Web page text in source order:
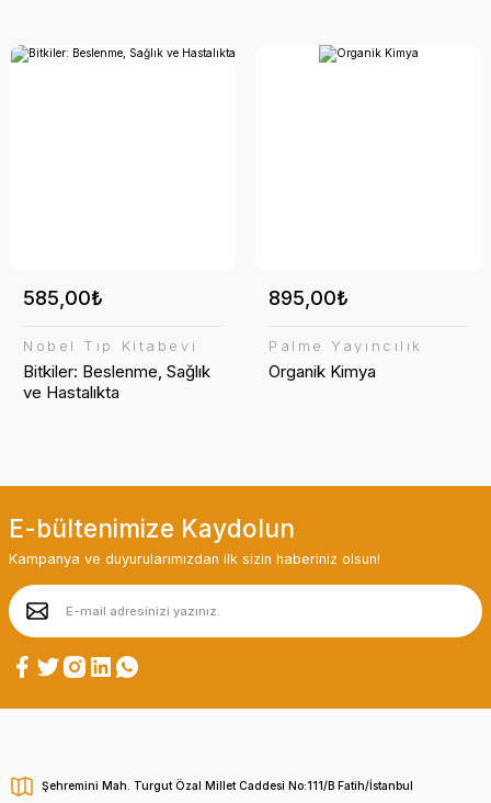
585,00₺
Nobel Tıp Kitabevi
Bitkiler: Beslenme, Sağlık
ve Hastalıkta
895,00₺
Palme Yayıncılık
Organik Kimya
E-bültenimize Kaydolun
Kampanya ve duyurularımızdan ilk sizin haberiniz olsun!
Şehremini Mah. Turgut Özal Millet Caddesi No:111/B Fatih/İstanbul